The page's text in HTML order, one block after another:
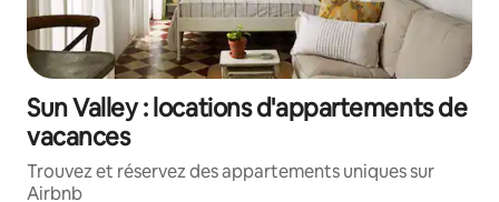
Sun Valley : locations d'appartements de
vacances
Trouvez et réservez des appartements uniques sur
Airbnb